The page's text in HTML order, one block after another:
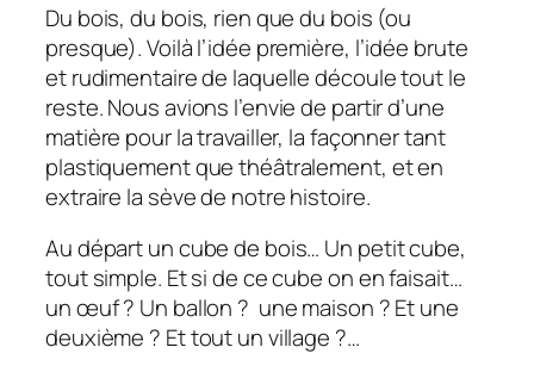
Du bois, du bois, rien que du bois (ou
presque). Voilà l’idée première, l’idée brute
et rudimentaire de laquelle découle tout le
reste. Nous avions l’envie de partir d’une
matière pour la travailler, la façonner tant
plastiquement que théâtralement, et en
extraire la sève de notre histoire.
Au départ un cube de bois… Un petit cube,
tout simple. Et si de ce cube on en faisait…
un œuf ? Un ballon ? une maison ? Et une
deuxième ? Et tout un village ?…